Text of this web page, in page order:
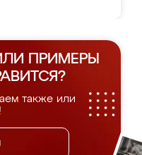
ПРИМЕРЫ
также или